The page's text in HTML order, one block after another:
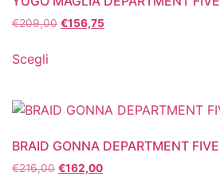
€209,00 €156,75
Scegli
BRAID GONNA DEPARTMENT FIVE
€216,00 €162,00